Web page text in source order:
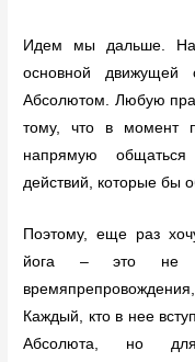
Идем мы дальше.
основной
Абсолютом. Любую
тому, что в момент
напрямую
действий, которые бы
Поэтому, еще раз
йога – это не
Каждый, кто в нее
Абсолюта, но для